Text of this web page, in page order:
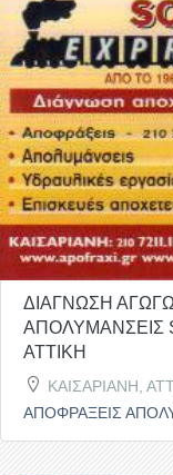
ΔΙΑΓΝΩΣΗ
ΑΠΟΛΥΜΑΝΣΕΙΣ
ΑΤΤΙΚΗ
ΚΑΙΣΑΡΙΑΝΗ,
ΑΠΟΦΡΑΞΕΙΣ